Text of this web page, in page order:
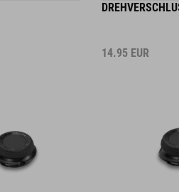
14.95 EUR